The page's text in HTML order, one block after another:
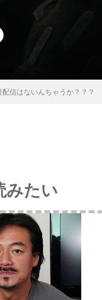
配信はないんちゃうか？？？
みたい